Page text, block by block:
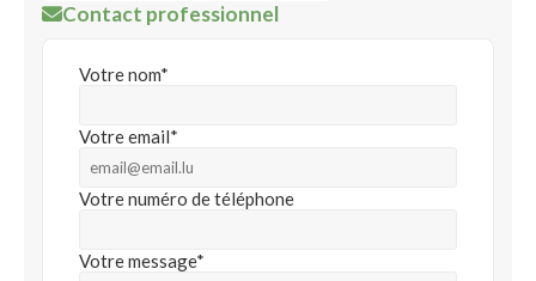
Contact professionnel
Votre nom*
Votre email*
Votre numéro de téléphone
Votre message*